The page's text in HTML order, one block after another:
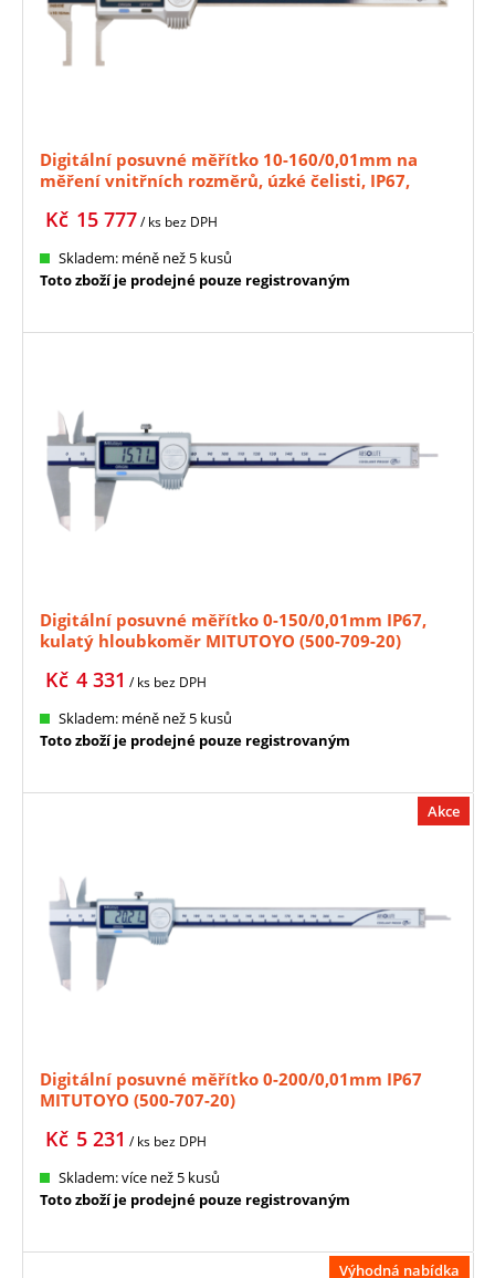
Digitální posuvné měřítko 10-160/0,01mm na
měření vnitřních rozměrů, úzké čelisti, IP67,
15 777
Kč / ks bez DPH
Skladem: méně než 5 kusů
Toto zboží je prodejné pouze registrovaným
Digitální posuvné měřítko 0-150/0,01mm IP67,
kulatý hloubkoměr MITUTOYO (500-709-20)
4 331
Kč / ks bez DPH
Skladem: méně než 5 kusů
Toto zboží je prodejné pouze registrovaným
Akce
Digitální posuvné měřítko 0-200/0,01mm IP67
MITUTOYO (500-707-20)
5 231
Kč / ks bez DPH
Skladem: více než 5 kusů
Toto zboží je prodejné pouze registrovaným
Výhodná nabídka